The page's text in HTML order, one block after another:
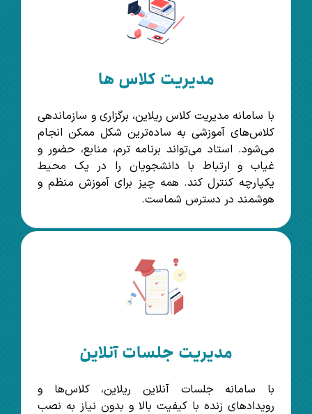
مدیریت کلاس ها
با سامانه مدیریت کلاس ریلاین، برگزاری و سازماندهی
کلاس‌های آموزشی به ساده‌ترین شکل ممکن انجام
می‌شود. استاد می‌تواند برنامه ترم، منابع، حضور و
غیاب و ارتباط با دانشجویان را در یک محیط
یکپارچه کنترل کند. همه چیز برای آموزش منظم و
هوشمند در دسترس شماست.
مدیریت جلسات آنلاین
با سامانه جلسات آنلاین ریلاین، کلاس‌ها و
رویدادهای زنده با کیفیت بالا و بدون نیاز به نصب